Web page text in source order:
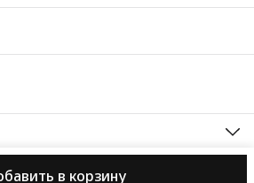
в корзину
д. 3
соглашение